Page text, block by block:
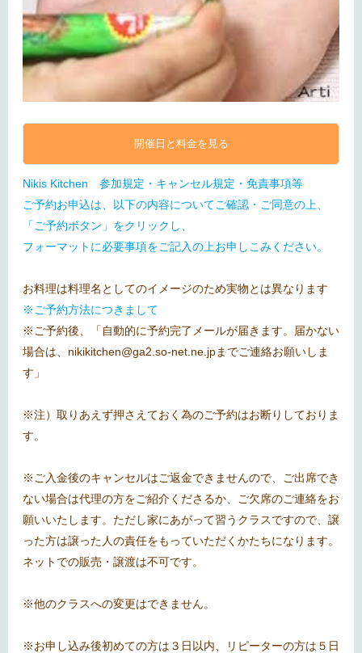
開催日と料金を見る
Nikis Kitchen 参加規定・キャンセル規定・免責事項等
ご予約お申込は、以下の内容についてご確認・ご同意の上、
「ご予約ボタン」をクリックし、
フォーマットに必要事項をご記入の上お申しこみください。
お料理は料理名としてのイメージのため実物とは異なります
※ご予約方法につきまして
※ご予約後、「自動的に予約完了メールが届きます。届かない
場合は、nikikitchen@ga2.so-net.ne.jpまでご連絡お願いしま
す」
※注）取りあえず押さえておく為のご予約はお断りしておりま
す。
※ご入金後のキャンセルはご返金できませんので、ご出席でき
ない場合は代理の方をご紹介くださるか、ご欠席のご連絡をお
願いいたします。ただし家にあがって習うクラスですので、譲
った方は譲った人の責任をもっていただくかたちになります。
ネットでの販売・譲渡は不可です。
※他のクラスへの変更はできません。
※お申し込み後初めての方は３日以内、リピーターの方は５日